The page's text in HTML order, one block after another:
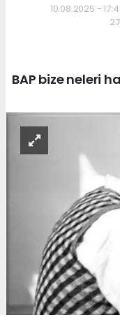
10.08.2025 -
BAP bize neleri